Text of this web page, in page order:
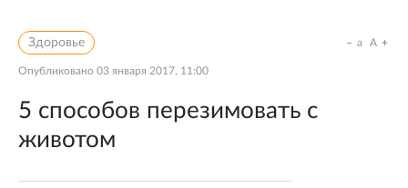
Здоровье
Опубликовано 03 января 2017, 11:00
a A
5 способов перезимовать с
животом